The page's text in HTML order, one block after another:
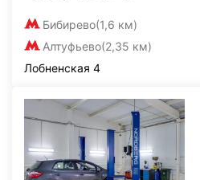
Бибирево(1,6 км)
Алтуфьево(2,35 км)
Лобненская 4